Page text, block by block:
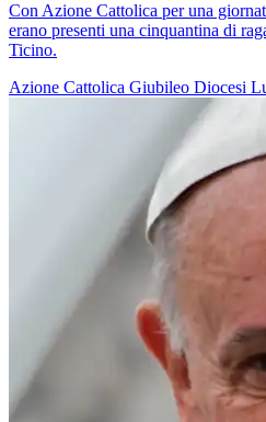
Con Azione Cattolica per una
erano presenti una cinquantina di
Ticino.
Azione Cattolica Giubileo Diocesi